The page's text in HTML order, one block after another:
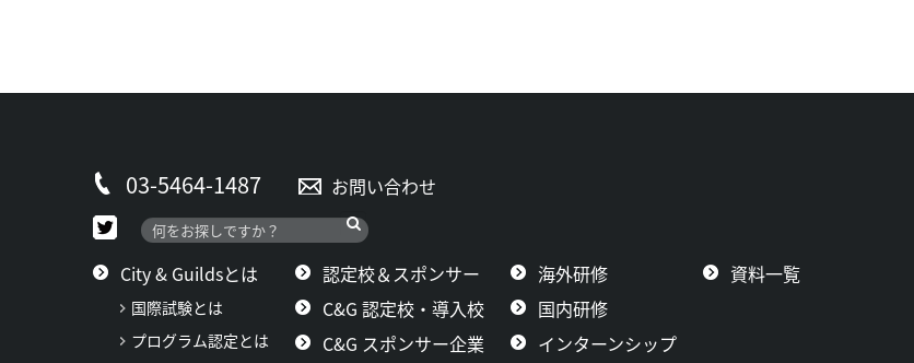
03-5464-1487 お問い合わせ
City & Guildsとは
国際試験とは
プログラム認定とは
認定校＆スポンサー
C&G 認定校・導入校
C&G スポンサー企業
海外研修
国内研修
インターンシップ
資料一覧